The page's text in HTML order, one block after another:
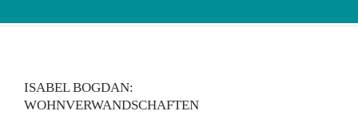
ISABEL BOGDAN:
WOHNVERWANDSCHAFTEN